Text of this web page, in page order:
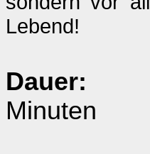
Lebend!
Dauer:
Minuten